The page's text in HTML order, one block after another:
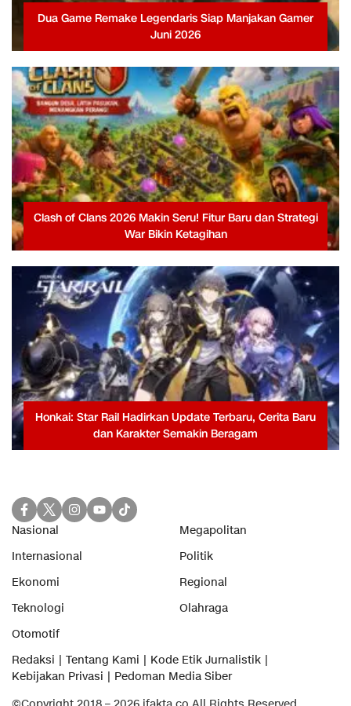
Dua Game Remake Legendaris Siap Manjakan Gamer
Juni 2026
Clash of Clans 2026 Makin Seru! Fitur Baru dan Strategi
War Bikin Ketagihan
Honkai: Star Rail Hadirkan Update Terbaru, Cerita Baru
dan Karakter Semakin Beragam
Nasional
Megapolitan
Internasional
Politik
Ekonomi
Regional
Teknologi
Olahraga
Otomotif
Redaksi
Tentang Kami
Kode Etik Jurnalistik
Kebijakan Privasi
Pedoman Media Siber